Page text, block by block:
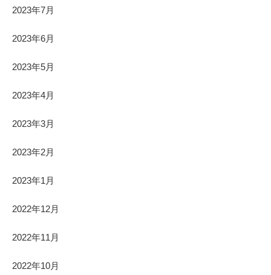
2023年7月
2023年6月
2023年5月
2023年4月
2023年3月
2023年2月
2023年1月
2022年12月
2022年11月
2022年10月